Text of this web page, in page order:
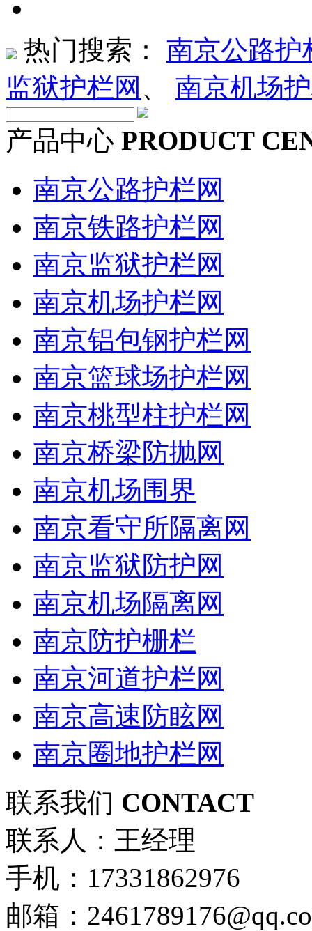
热门搜索： 南京公路护
监狱护栏网 、 南京机场
产品中心 PRODUCT
南京公路护栏网
南京铁路护栏网
南京监狱护栏网
南京机场护栏网
南京铝包钢护栏网
南京篮球场护栏网
南京桃型柱护栏网
南京桥梁防抛网
南京机场围界
南京看守所隔离网
南京监狱防护网
南京机场隔离网
南京防护栅栏
南京河道护栏网
南京高速防眩网
南京圈地护栏网
联系我们 CONTACT
联系人：王经理
手机：17331862976
邮箱：